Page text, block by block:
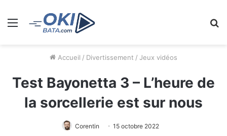
Menu
Accueil / Divertissement / Jeux vidéos
Test Bayonetta 3 – L’heure de
la sorcellerie est sur nous
Corentin 15 octobre 2022